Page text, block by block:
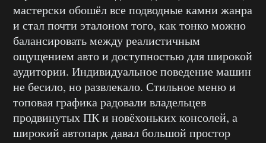
мастерски обошёл все подводные камни жанра
и стал почти эталоном того, как тонко можно
балансировать между реалистичным
ощущением авто и доступностью для широкой
аудитории. Индивидуальное поведение машин
не бесило, но развлекало. Стильное меню и
топовая графика радовали владельцев
продвинутых ПК и новёхоньких консолей, а
широкий автопарк давал большой простор